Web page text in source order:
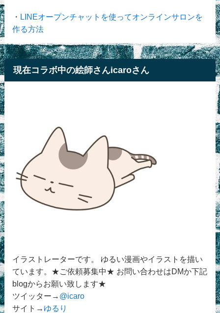
・ LINEオープンチャットを使ってオンラインサロンを
作る方法
現在コラボ中の絵師さんicaroさん
イラストレーターです。 ゆるい漫画やイラストを描い
ています。★ご依頼募集中★ お問い合わせはDMか下記
blogからお願い致します★
ツイッター→ @icaro
サイト→ ゆるり